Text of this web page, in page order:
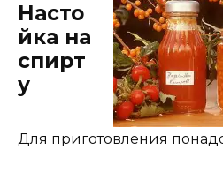
Насто
йка на
спирт
у
Для приготовления